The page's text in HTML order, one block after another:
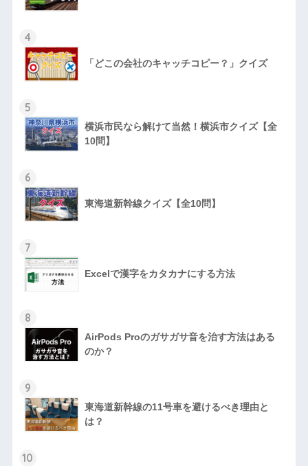
4
「どこの会社のキャッチコピー？」クイズ
5
横浜市民なら解けて当然！横浜市クイズ【全
10問】
6
東海道新幹線クイズ【全10問】
7
Excelで漢字をカタカナにする方法
8
AirPods Proのガサガサ音を治す方法はある
のか？
9
東海道新幹線の11号車を避けるべき理由と
は？
10